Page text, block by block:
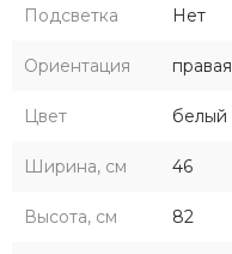
Подсветка Нет
Ориентация правая
Цвет белый
Ширина, см 46
Высота, см 82